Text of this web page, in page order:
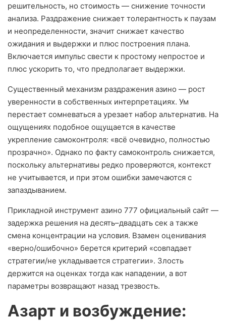
решительность, но стоимость — снижение точности
анализа. Раздражение снижает толерантность к паузам
и неопределенности, значит снижает качество
ожидания и выдержки и плюс построения плана.
Включается импульс свести к простому непростое и
плюс ускорить то, что предполагает выдержки.
Существенный механизм раздражения азино — рост
уверенности в собственных интерпретациях. Ум
перестает сомневаться а урезает набор альтернатив. На
ощущениях подобное ощущается в качестве
укрепление самоконтроля: «всё очевидно, полностью
прозрачно». Однако по факту самоконтроль снижается,
поскольку альтернативы редко проверяются, контекст
не учитывается, и при этом ошибки замечаются с
запаздыванием.
Прикладной инструмент азино 777 официальный сайт —
задержка решения на десять–двадцать сек а также
смена концентрации на условия. Взамен оценивания
«верно/ошибочно» берется критерий «совпадает
стратегии/не укладывается стратегии». Злость
держится на оценках тогда как нападении, а вот
параметры возвращают назад трезвость.
Азарт и возбуждение: